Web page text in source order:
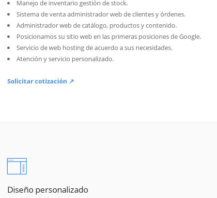
Manejo de inventario gestión de stock.
Sistema de venta administrador web de clientes y órdenes.
Administrador web de catálogo, productos y contenido.
Posicionamos su sitio web en las primeras posiciones de Google.
Servicio de web hosting de acuerdo a sus necesidades.
Atención y servicio personalizado.
Solicitar cotización ↗
Diseño personalizado